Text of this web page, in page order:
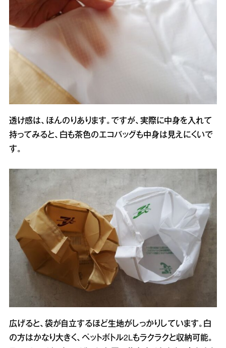
透け感は、ほんのりあります。ですが、実際に中身を入れて
持ってみると、白も茶色のエコバッグも中身は見えにくいで
す。
広げると、袋が自立するほど生地がしっかりしています。白
の方はかなり大きく、ペットボトル2Lもラクラクと収納可能。